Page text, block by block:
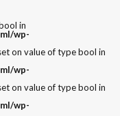
in
wp-
on value of type bool in
wp-
on value of type bool in
wp-